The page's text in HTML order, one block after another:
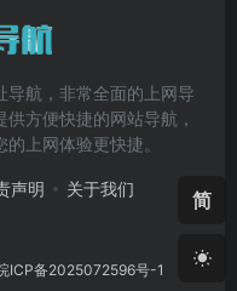
导航，非常全面的上网导
方便快捷的网站导航，
上网体验更快捷。
声明 关于我们
ICP备2025072596号-1
简